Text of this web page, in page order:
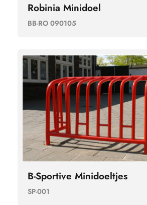
Robinia Minidoel
BB-RO 090105
B-Sportive Minidoeltjes
SP-001